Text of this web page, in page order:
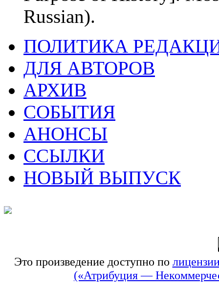
Russian).
ПОЛИТИКА
ДЛЯ АВТОРОВ
АРХИВ
СОБЫТИЯ
АНОНСЫ
ССЫЛКИ
НОВЫЙ ВЫПУСК
Это произведение доступно по
(«Атрибуция —